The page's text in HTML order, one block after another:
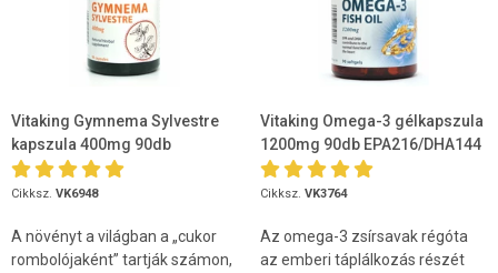
Vitaking Gymnema Sylvestre
kapszula 400mg 90db
Cikksz. VK6948
A növényt a világban a „cukor
rombolójaként” tartják számon,
Vitaking Omega-3 gélkapszula
1200mg 90db EPA216/DHA144
Cikksz. VK3764
Az omega-3 zsírsavak régóta
az emberi táplálkozás részét